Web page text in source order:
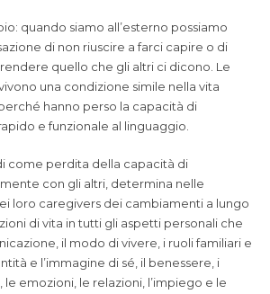
quando siamo all’esterno possiamo
di non riuscire a farci capire o di
quello che gli altri ci dicono. Le
una condizione simile nella vita
hanno perso la capacità di
e funzionale al linguaggio.
come perdita della capacità di
con gli altri, determina nelle
loro caregivers dei cambiamenti a lungo
di vita in tutti gli aspetti personali che
il modo di vivere, i ruoli familiari e
e l’immagine di sé, il benessere, i
le emozioni, le relazioni, l’impiego e le